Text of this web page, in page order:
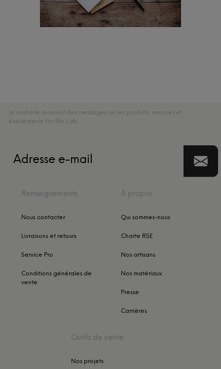
Je souhaite recevoir des messages sur les produits, services et
événements For Me Lab.
Renseignements
Nous contacter
Livraisons et retours
Service Pro
Conditions générales de
vente
À propos
Qui sommes-nous
Charte RSE
Nos artisans
Nos matériaux
Presse
Carrières
Outils de vente
Nos projets